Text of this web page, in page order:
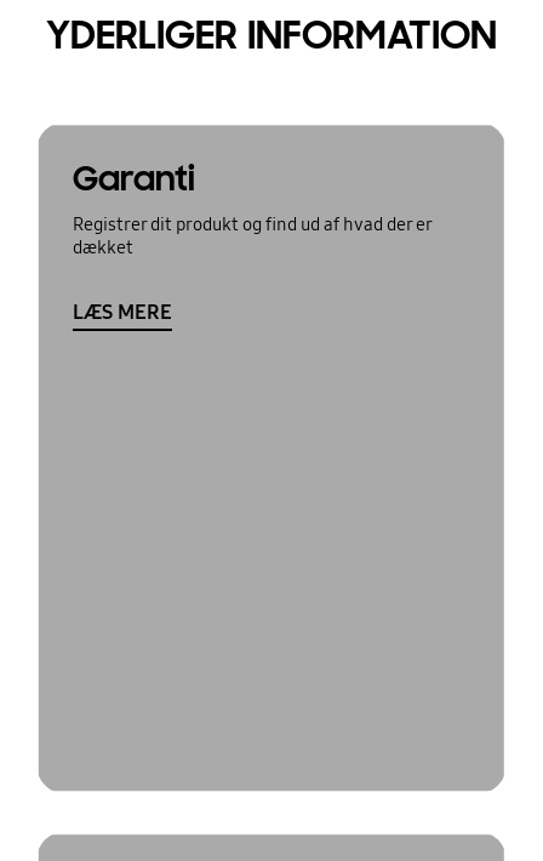
YDERLIGER INFORMATION
Garanti
Registrer dit produkt og find ud af hvad der er
dækket
LÆS MERE